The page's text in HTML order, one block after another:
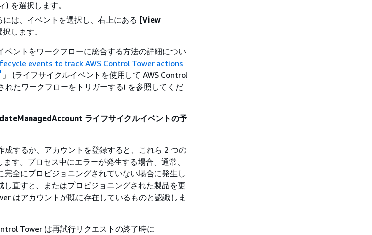
) を選択します。
は、イベントを選択し、右上にある [View
します。
ベントをワークフローに統合する方法の詳細につい
events to track AWS Control Tower actions
」 (ライフサイクルイベントを使用して AWS Control
れたワークフローをトリガーする) を参照してくだ
ライフサイクルイベントの予
成するか、アカウントを登録すると、これら 2 つの
す。プロセス中にエラーが発生する場合、通常、
全にプロビジョニングされていない場合に発生し
し直すと、またはプロビジョニングされた製品を更
はアカウントが既に存在しているものと認識しま
Tower は再試行リクエストの終了時に